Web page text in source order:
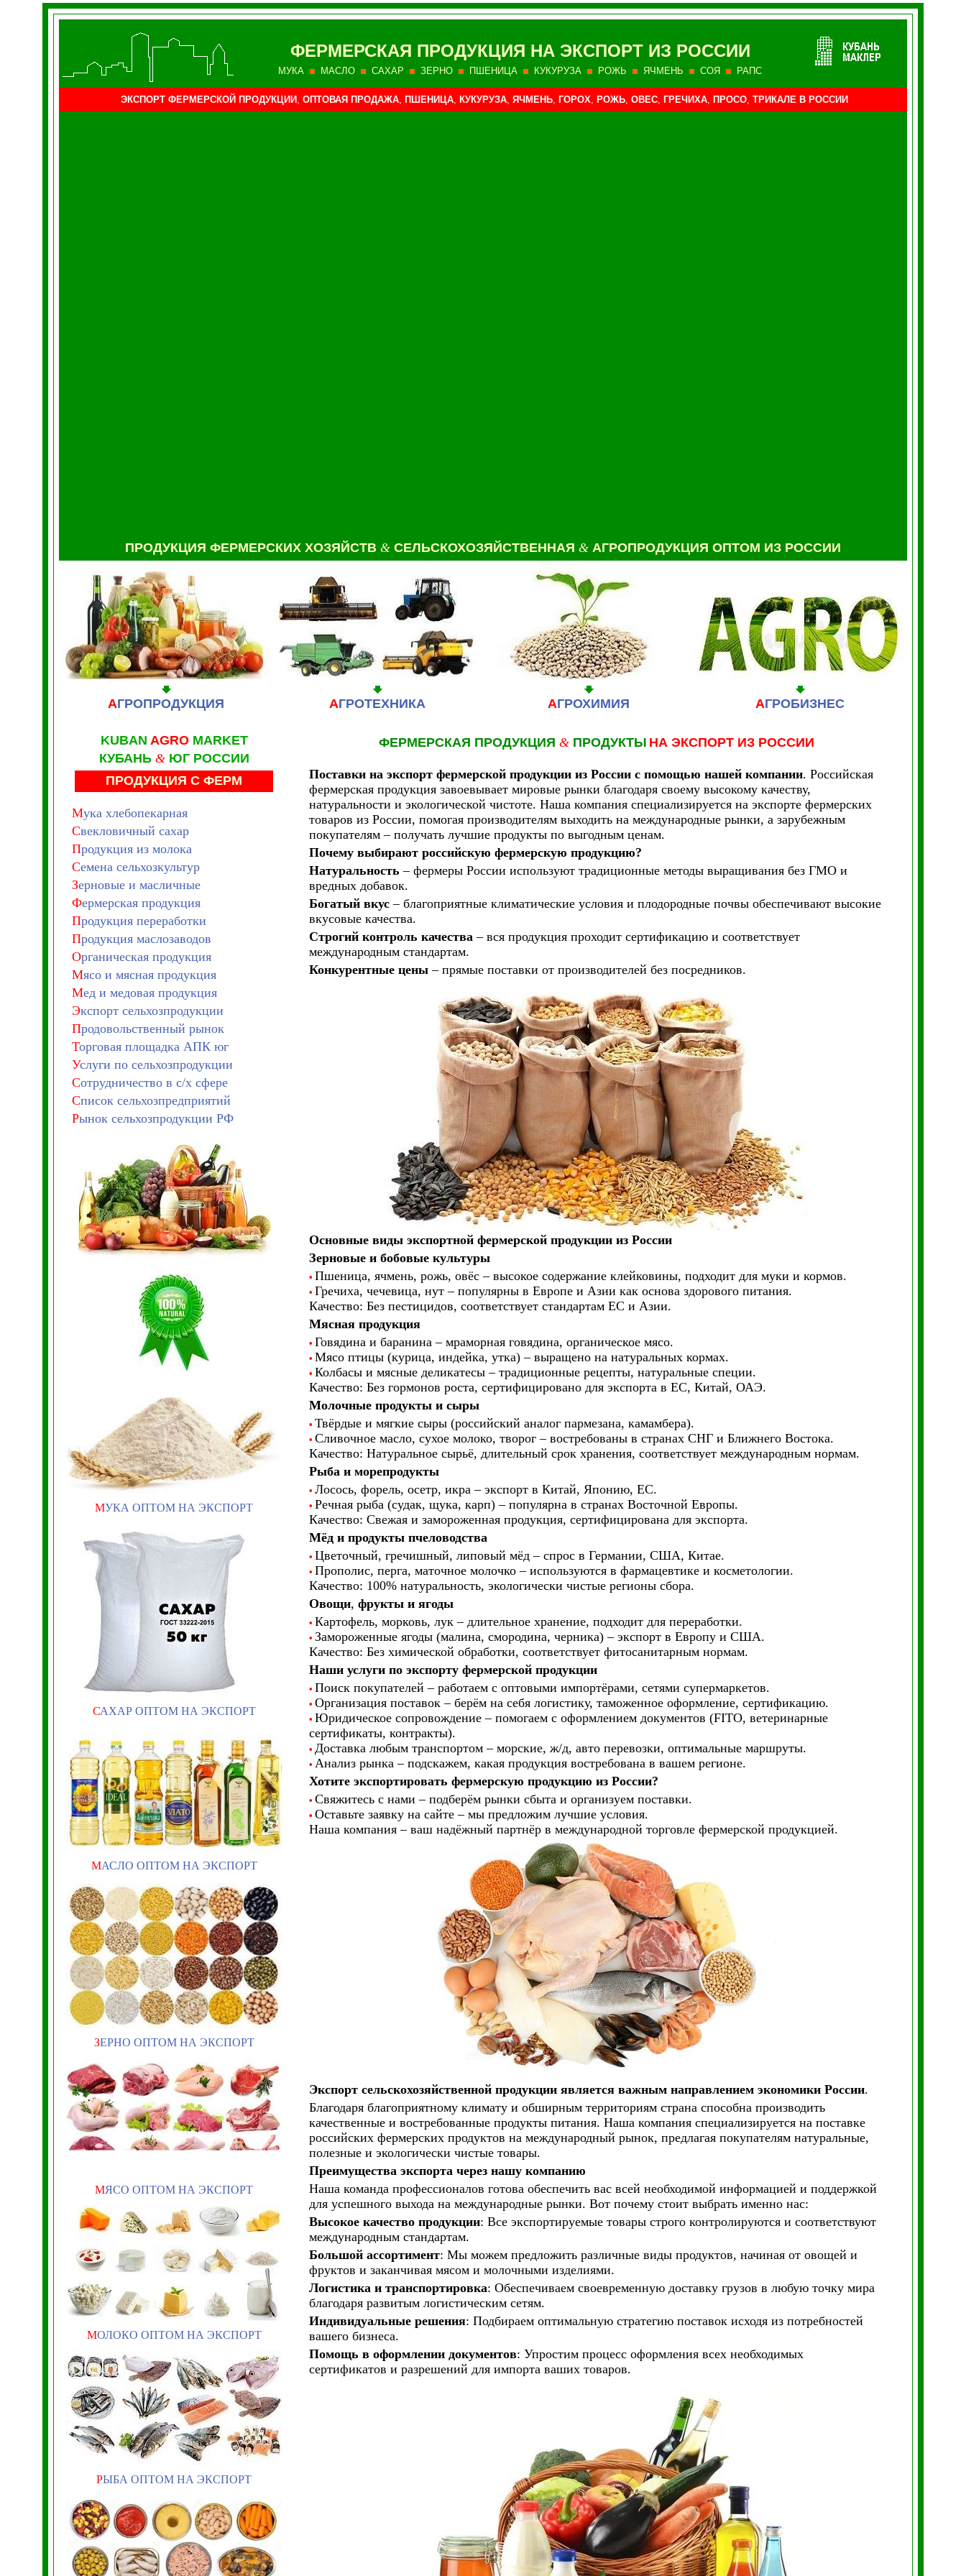
ФЕРМЕРСКАЯ ПРОДУКЦИЯ НА ЭКСПОРТ ИЗ РОССИИ
МУКА МАСЛО САХАР ЗЕРНО ПШЕНИЦА КУКУРУЗА РОЖЬ ЯЧМЕНЬ СОЯ РАПС
ЭКСПОРТ ФЕРМЕРСКОЙ ПРОДУКЦИИ , ОПТОВАЯ ПРОДАЖА, ПШЕНИЦА, КУКУРУЗА, ЯЧМЕНЬ, ГОРОХ, РОЖЬ, ОВЕС, ГРЕЧИХА, ПРОСО, ТРИКАЛЕ В РОССИИ
ПРОДУКЦИЯ ФЕРМЕРСКИХ ХОЗЯЙСТВ & СЕЛЬСКОХОЗЯЙСТВЕННАЯ & АГРОПРОДУКЦИЯ ОПТОМ ИЗ РОССИИ
АГРОПРОДУКЦИЯ АГРОТЕХНИКА АГРОХИМИЯ АГРОБИЗНЕС
KUBAN AGROMARKET
КУБАНЬ & ЮГ РОССИИ
ПРОДУКЦИЯ С ФЕРМ
Мука хлебопекарная
Свекловичный сахар
Продукция из молока
Семена сельхозкультур
Зерновые и масличные
Фермерская продукция
Продукция переработки
Продукция маслозаводов
Органическая продукция
Мясо и мясная продукция
Мед и медовая продукция
Экспорт сельхозпродукции
Продовольственный рынок
Торговая площадка АПК юг
Услуги по сельхозпродукции
Сотрудничество в с/х сфере
Список сельхозпредприятий
Рынок сельхозпродукции РФ
МУКА ОПТОМ НА ЭКСПОРТ
САХАР ОПТОМ НА ЭКСПОРТ
МАСЛО ОПТОМ НА ЭКСПОРТ
ЗЕРНО ОПТОМ НА ЭКСПОРТ
МЯСО ОПТОМ НА ЭКСПОРТ
МОЛОКО ОПТОМ НА ЭКСПОРТ
РЫБА ОПТОМ НА ЭКСПОРТ
ФЕРМЕРСКАЯ ПРОДУКЦИЯ & ПРОДУКТЫ НА ЭКСПОРТ ИЗ РОССИИ
Поставки на экспорт фермерской продукции из России с помощью нашей компании. Российская
фермерская продукция завоевывает мировые рынки благодаря своему высокому качеству,
натуральности и экологической чистоте. Наша компания специализируется на экспорте фермерских
товаров из России, помогая производителям выходить на международные рынки, а зарубежным
покупателям – получать лучшие продукты по выгодным ценам.
Почему выбирают российскую фермерскую продукцию?
Натуральность – фермеры России используют традиционные методы выращивания без ГМО и
вредных добавок.
Богатый вкус – благоприятные климатические условия и плодородные почвы обеспечивают высокие
вкусовые качества.
Строгий контроль качества – вся продукция проходит сертификацию и соответствует
международным стандартам.
Конкурентные цены – прямые поставки от производителей без посредников.
Основные виды экспортной фермерской продукции из России
Зерновые и бобовые культуры
• Пшеница, ячмень, рожь, овёс – высокое содержание клейковины, подходит для муки и кормов.
• Гречиха, чечевица, нут – популярны в Европе и Азии как основа здорового питания.
Качество: Без пестицидов, соответствует стандартам ЕС и Азии.
Мясная продукция
• Говядина и баранина – мраморная говядина, органическое мясо.
• Мясо птицы (курица, индейка, утка) – выращено на натуральных кормах.
• Колбасы и мясные деликатесы – традиционные рецепты, натуральные специи.
Качество: Без гормонов роста, сертифицировано для экспорта в ЕС, Китай, ОАЭ.
Молочные продукты и сыры
• Твёрдые и мягкие сыры (российский аналог пармезана, камамбера).
• Сливочное масло, сухое молоко, творог – востребованы в странах СНГ и Ближнего Востока.
Качество: Натуральное сырьё, длительный срок хранения, соответствует международным нормам.
Рыба и морепродукты
• Лосось, форель, осетр, икра – экспорт в Китай, Японию, ЕС.
• Речная рыба (судак, щука, карп) – популярна в странах Восточной Европы.
Качество: Свежая и замороженная продукция, сертифицирована для экспорта.
Мёд и продукты пчеловодства
• Цветочный, гречишный, липовый мёд – спрос в Германии, США, Китае.
• Прополис, перга, маточное молочко – используются в фармацевтике и косметологии.
Качество: 100% натуральность, экологически чистые регионы сбора.
Овощи, фрукты и ягоды
• Картофель, морковь, лук – длительное хранение, подходит для переработки.
• Замороженные ягоды (малина, смородина, черника) – экспорт в Европу и США.
Качество: Без химической обработки, соответствует фитосанитарным нормам.
Наши услуги по экспорту фермерской продукции
• Поиск покупателей – работаем с оптовыми импортёрами, сетями супермаркетов.
• Организация поставок – берём на себя логистику, таможенное оформление, сертификацию.
• Юридическое сопровождение – помогаем с оформлением документов (FITO, ветеринарные
сертификаты, контракты).
• Доставка любым транспортом – морские, ж/д, авто перевозки, оптимальные маршруты.
• Анализ рынка – подскажем, какая продукция востребована в вашем регионе.
Хотите экспортировать фермерскую продукцию из России?
• Свяжитесь с нами – подберём рынки сбыта и организуем поставки.
• Оставьте заявку на сайте – мы предложим лучшие условия.
Наша компания – ваш надёжный партнёр в международной торговле фермерской продукцией.
Экспорт сельскохозяйственной продукции является важным направлением экономики России.
Благодаря благоприятному климату и обширным территориям страна способна производить
качественные и востребованные продукты питания. Наша компания специализируется на поставке
российских фермерских продуктов на международный рынок, предлагая покупателям натуральные,
полезные и экологически чистые товары.
Преимущества экспорта через нашу компанию
Наша команда профессионалов готова обеспечить вас всей необходимой информацией и поддержкой
для успешного выхода на международные рынки. Вот почему стоит выбрать именно нас:
Высокое качество продукции: Все экспортируемые товары строго контролируются и соответствуют
международным стандартам.
Большой ассортимент: Мы можем предложить различные виды продуктов, начиная от овощей и
фруктов и заканчивая мясом и молочными изделиями.
Логистика и транспортировка: Обеспечиваем своевременную доставку грузов в любую точку мира
благодаря развитым логистическим сетям.
Индивидуальные решения: Подбираем оптимальную стратегию поставок исходя из потребностей
вашего бизнеса.
Помощь в оформлении документов: Упростим процесс оформления всех необходимых
сертификатов и разрешений для импорта ваших товаров.